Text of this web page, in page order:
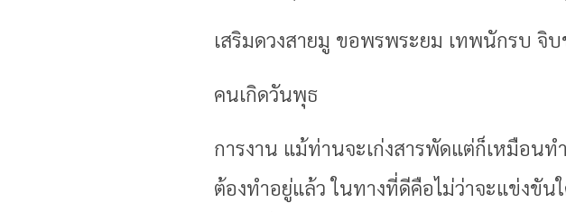
เสริมดวงสายมู ขอพรพระยม เทพนักรบ จิ
คนเกิดวันพุธ
การงาน แม้ท่านจะเก่งสารพัดแต่ก็เหมือ
ต้องทำอยู่แล้ว ในทางที่ดีคือไม่ว่าจะแข่งขั